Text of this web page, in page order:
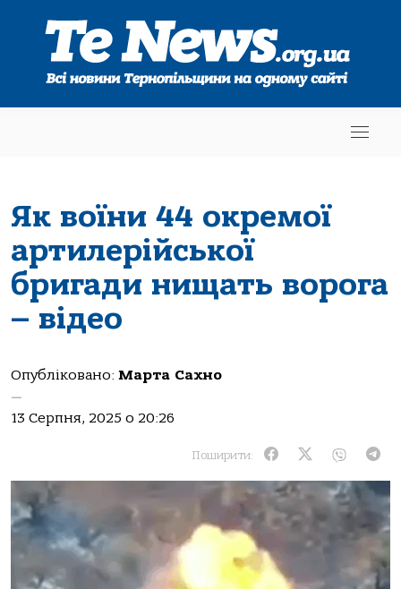
Як воїни 44 окремої
артилерійської
бригади нищать ворога
– відео
Опубліковано: Марта Сахно
—
13 Серпня, 2025 о 20:26
Поширити: